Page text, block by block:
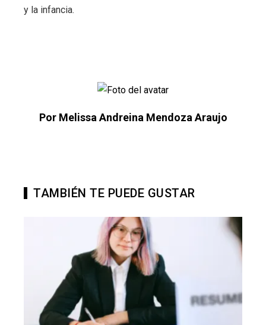
y la infancia.
Por Melissa Andreina Mendoza Araujo
TAMBIÉN TE PUEDE GUSTAR